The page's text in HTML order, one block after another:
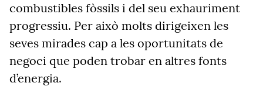
combustibles fòssils i del seu exhauriment
progressiu. Per això molts dirigeixen les
seves mirades cap a les oportunitats de
negoci que poden trobar en altres fonts
d’energia.